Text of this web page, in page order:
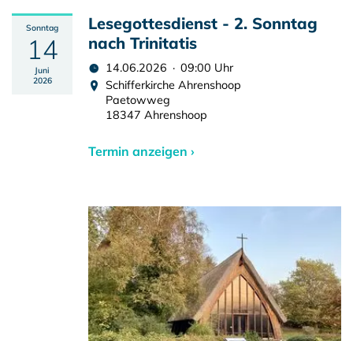
Sonntag
14
Juni
2026
Lesegottesdienst - 2. Sonntag
nach Trinitatis
14.06.2026 · 09:00 Uhr
Schifferkirche Ahrenshoop
Paetowweg
18347 Ahrenshoop
Termin anzeigen ›